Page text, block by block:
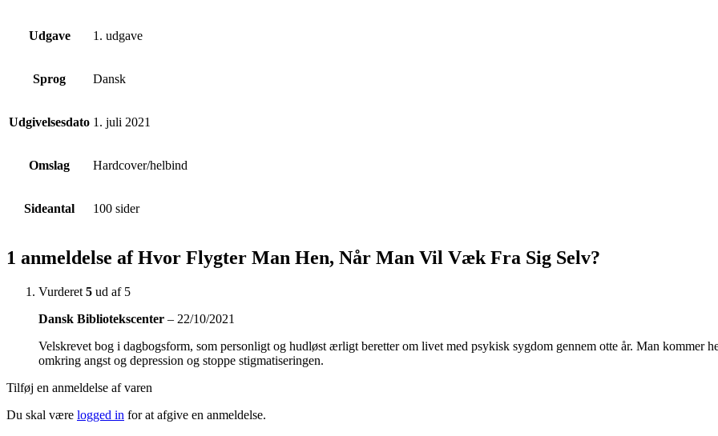
Udgave 1. udgave
Sprog Dansk
Udgivelsesdato 1. juli 2021
Omslag Hardcover/helbind
Sideantal 100 sider
1 anmeldelse afHvor Flygter Man Hen, Når Man Vil Væk Fra Sig Selv?
Vurderet 5 ud af 5
Dansk Bibliotekscenter – 22/10/2021
Velskrevet bog i dagbogsform, som personligt og hudløst ærligt beretter om livet med psykisk sygdom gennem otte år. Man kommer
omkring angst og depression og stoppe stigmatiseringen.
Tilføj en anmeldelse af varen
Du skal være logged in for at afgive en anmeldelse.